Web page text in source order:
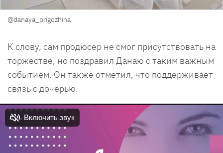
@danaya_prigozhina
К слову, сам продюсер не смог присутствовать на
торжестве, но поздравил Данаю с таким важным
событием. Он также отметил, что поддерживает
связь с дочерью.